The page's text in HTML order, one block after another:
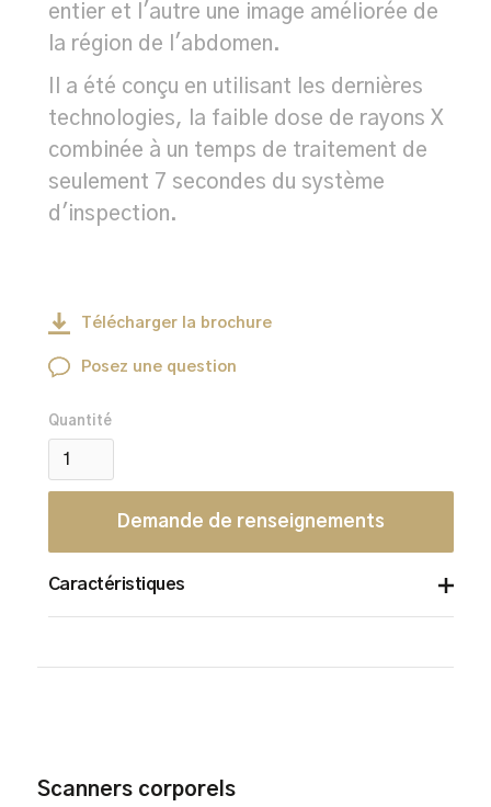
entier et l'autre une image améliorée de
la région de l'abdomen.
Il a été conçu en utilisant les dernières
technologies, la faible dose de rayons X
combinée à un temps de traitement de
seulement 7 secondes du système
d'inspection.
Télécharger la brochure
Posez une question
Quantité
Demande de renseignements
Caractéristiques
Il n'est pas nécessaire d'enlever les
Scanners corporels